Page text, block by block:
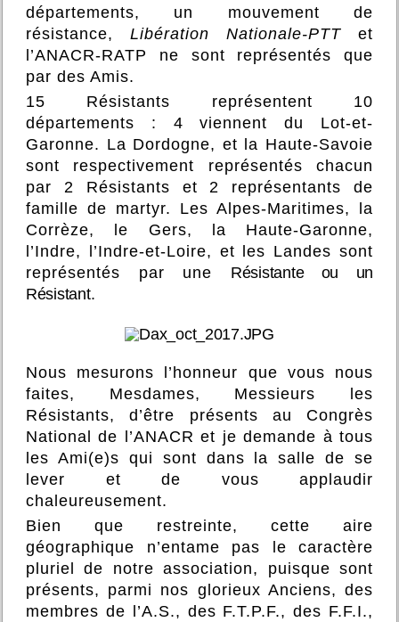
départements, un mouvement de
résistance, Libération Nationale-PTT et
l’ANACR-RATP ne sont représentés que
par des Amis.
15 Résistants représentent 10
départements : 4 viennent du Lot-et-
Garonne. La Dordogne, et la Haute-Savoie
sont respectivement représentés chacun
par 2 Résistants et 2 représentants de
famille de martyr. Les Alpes-Maritimes, la
Corrèze, le Gers, la Haute-Garonne,
l’Indre, l’Indre-et-Loire, et les Landessont
représentés par une Résistante ou un
Résistant.
Nous mesurons l’honneur que vous nous
faites, Mesdames, Messieurs les
Résistants, d’être présents au Congrès
National de l’ANACR et je demande à tous
les Ami(e)s qui sont dans la salle de se
lever et de vous applaudir
chaleureusement.
Bien que restreinte, cette aire
géographique n’entame pas le caractère
pluriel de notre association, puisque sont
présents, parmi nos glorieux Anciens, des
membres de l’A.S., des F.T.P.F., des F.F.I.,